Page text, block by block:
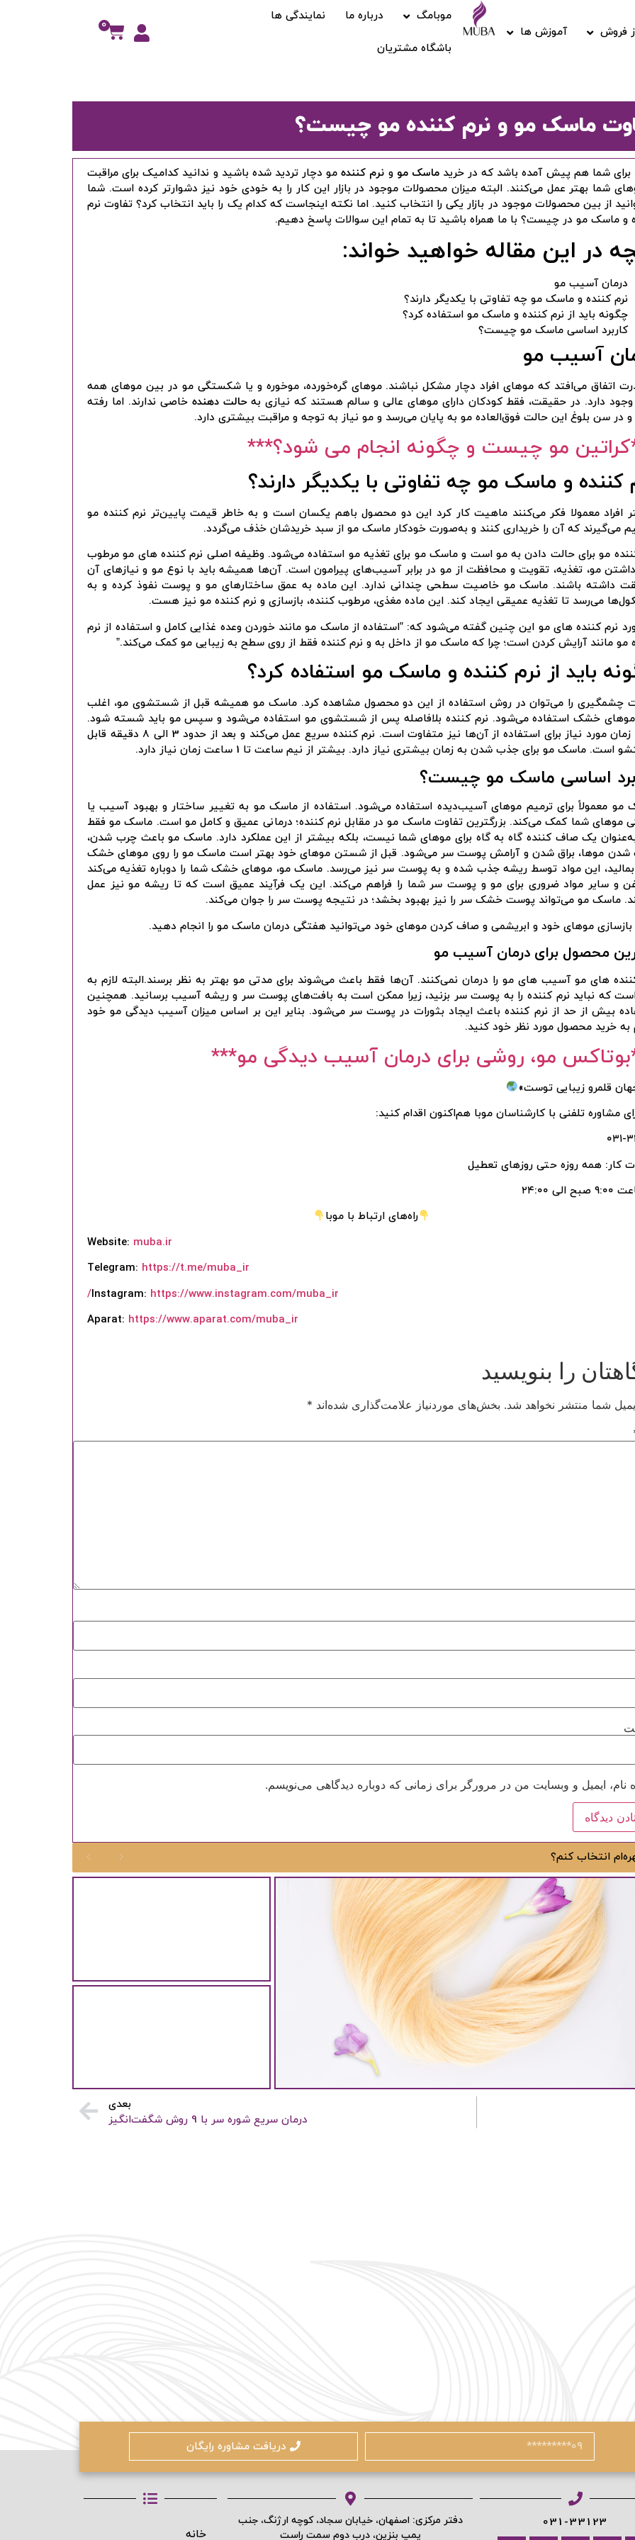
فروش آموزش ها
موبامگ درباره ما نمایندگی ها
باشگاه مشتریان
0
ماسک مو و نرم ‌کننده مو چیست؟
برای شما هم پیش آمده باشد که در خریدماسک مو و نرم ‌کننده مو دچار تردید شده باشید و ندانید کدامیک برای مراقبت
شما بهتر عمل می‌کنند. البته میزان محصولات موجود در بازار این کار را به خودی خود نیز دشوارتر کرده است. شما
از بین محصولات موجود در بازار یکی را انتخاب کنید. اما نکته اینجاست که کدام یک را باید انتخاب کرد؟ تفاوت نرم
و ماسک مو در چیست؟ با ما همراه باشید تا به تمام این سوالات پاسخ دهیم.
در این مقاله خواهید خواند:
درمان آسیب مو
نرم کننده و ماسک مو چه تفاوتی با یکدیگر دارند؟
چگونه باید از نرم کننده و ماسک مو استفاده کرد؟
کاربرد اساسی ماسک مو چیست؟
آسیب مو
اتفاق می‌افتد که موهای افراد دچار مشکل نباشند. موهای گره‌خورده، موخوره و یا شکستگی مو در بین موهای همه
وجود دارد. در حقیقت، فقط کودکان دارای موهای عالی و سالم هستند که نیازی بهحالت دهنده خاصی ندارند. اما رفته
و در سن بلوغ این حالت فوق‌العاده مو به پایان می‌رسد و مو نیاز به توجه و مراقبت بیشتری دارد.
مو چیست و چگونه انجام می شود؟***
کننده و ماسک مو چه تفاوتی با یکدیگر دارند؟
افراد معمولا فکر می‌کنند ماهیت کار کرد این دو محصول باهم یکسان است و به خاطر قیمت پایین‌تر نرم کننده مو
می‌گیرند که آن را خریداری کنند و به‌صورت خودکار ماسک مو از سبد خریدشان خذف می‌گردد.
مو برای حالت دادن به مو است و ماسک مو برای تغذیه مو استفاده می‌شود. وظیفه اصلی نرم کننده های مو مرطوب
مو، تغذیه، تقویت و محافظت از مو در برابر آسیب‌های پیرامون است. آن‌ها همیشه باید با نوع مو و نیازهای آن
داشته باشند. ماسک مو خاصیت سطحی چندانی ندارد. این ماده به عمق ساختارهای مو و پوست نفوذ کرده و به
می‌رسد تا تغذیه عمیقی ایجاد کند. این ماده مغذی، مرطوب کننده، بازسازی و نرم کننده مو نیز هست.
نرم ‌کننده‌ های مو این چنین گفته می‌شود که: ”استفاده از ماسک مو مانند خوردن وعده غذایی کامل و استفاده از نرم
مو مانند آرایش کردن است؛ چرا که ماسک مو از داخل به و نرم کننده فقط از روی سطح به زیبایی مو کمک می‌کند.”
باید از نرم کننده و ماسک مو استفاده کرد؟
چشمگیری را می‌توان در روش استفاده از این دو محصول مشاهده کرد. ماسک مو همیشه قبل از شستشوی مو، اغلب
خشک استفاده می‌شود. نرم کننده بلافاصله پس از شستشوی مو استفاده می‌شود و سپس مو باید شسته شود.
مدت زمان مورد نیاز برای استفاده از آن‌ها نیز متفاوت است. نرم کننده سریع عمل می‌کند و بعد از حدود 3 الی 8 دقیقه قابل
است. ماسک مو برای جذب شدن به زمان بیشتری نیاز دارد. بیشتر از نیم ساعت تا 1 ساعت زمان نیاز دارد.
اساسی ماسک مو چیست؟
مو معمولاً برای ترمیم موهای آسیب‌دیده استفاده می‌شود. استفاده از ماسک مو به تغییر ساختار و بهبود آسیب یا
موهای شما کمک می‌کند. بزرگترین تفاوت ماسک مو در مقابل نرم کننده؛ درمانی عمیق و کامل مو است. ماسک مو فقط
یک صاف کننده گاه به گاه برای موهای شما نیست، بلکه بیشتر از این عملکرد دارد. ماسک مو باعث چرب شدن،
موها، براق شدن و آرامش پوست سر می‌شود. قبل از شستن موهای خود بهتر است ماسک مو را روی موهای خشک
این مواد توسط ریشه جذب شده و به پوست سر نیز می‌رسد. ماسک مو، موهای خشک شما را دوباره تغذیه می‌کند
و سایر مواد ضروری برای مو و پوست سر شما را فراهم می‌کند. این یک فرآیند عمیق است که تا ریشه مو نیز عمل
ماسک مو می‌تواند پوست خشک سر را نیز بهبود بخشد؛ در نتیجه پوست سر را جوان می‌کند.
بازسازی موهای خود و ابریشمی و صاف کردن موهای خود می‌توانید هفتگی درمان ماسک مو را انجام دهید.
محصول برای درمان آسیب مو
های مو آسیب ‌های مو را درمان نمی‌کنند. آن‌ها فقط باعث می‌شوند برای مدتی مو بهتر به نظر برسند.البته لازم به
که نباید نرم کننده را به پوست سر بزنید، زیرا ممکن است به بافت‌های پوست سر و ریشه آسیب برسانید. همچنین
بیش از حد از نرم کننده باعث ایجاد بثورات در پوست سر می‌شود. بنایر این بر اساس میزان آسیب دیدگی مو خود
به خرید محصول مورد نظر خود کنید.
مو، روشی برای درمان آسیب دیدگی مو***
قلمرو زیبایی توست»
مشاوره تلفنی با کارشناسان موبا هم‌اکنون اقدام کنید:
کار: همه روزه حتی روزهای تعطیل
الی ۲۴:۰۰
راه‌های ارتباط با موبا
Website: muba.ir
Telegram: https://t.me/muba_ir
Instagram: https://www.instagram.com/muba_ir/
Aparat: https://www.aparat.com/muba_ir
را بنویسید
شما منتشر نخواهد شد. بخش‌های موردنیاز علامت‌گذاری شده‌اند *
نام، ایمیل و وبسایت من در مرورگر برای زمانی که دوباره دیدگاهی می‌نویسم.
انتخاب کنم؟
تنوع محصولات، انتخاب دقیق و حرفه‌ای
تنوع محصولات، انتخاب دقیق و حرفه‌ای تنوع محصولات، انتخاب دقیق...
بعدی
درمان سریع شوره سر با 9 روش شگفت‌انگیز
دریافت مشاوره رایگان
031-33123
دفتر مرکزی: اصفهان، خیابان سجاد، کوچه ارژنگ، جنب
پمپ بنزین، درب دوم سمت راست
خانه
ادامه دهید